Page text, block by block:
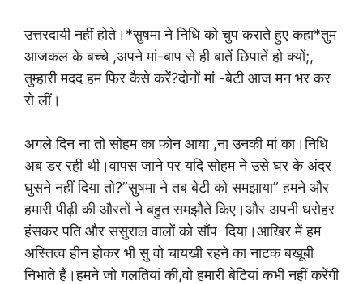
उत्तरदायी नहीं होते।*सुषमा ने निधि को‌ चुप कराते हुए कहा*तुम
आजकल के बच्चे ,अपने मां-बाप से ही बातें छिपातें‌ हो क्यों;,
तुम्हारी मदद हम फिर कैसे करें?दोनों मां -बेटी आज मन भर कर
रो लीं।
अगले दिन ना तो सोहम का फोन आया ,ना उनकी मां का।निधि
अब डर रही थी।वापस जाने पर यदि सोहम ने उसे घर के अंदर
घुसने नहीं दिया तो?”सुषमा ने तब बेटी को समझाया” हमने और
हमारी पीढ़ी की औरतों ने बहुत समझौते किए।और अपनी धरोहर
हंसकर पति और ससुराल वालों को सौंप दिया।आखिर में हम
अस्तित्व हीन होकर भी सु वो चायखी रहने का नाटक बखूबी
निभाते हैं।हमने जो गलतियां की,वो हमारी बेटियां कभी नहीं करेंगी